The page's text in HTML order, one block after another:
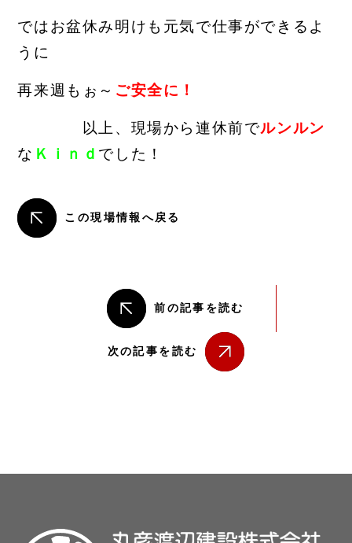
ではお盆休み明けも元気で仕事ができるよ
うに
再来週もぉ～ ご安全に！
以上、現場から連休前でルンルン
な Ｋｉｎｄ でした！
この現場情報へ戻る
前の記事を読む
次の記事を読む